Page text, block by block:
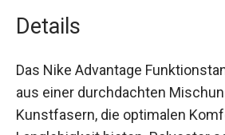
sportliche Aktivitäten.
Details
Das Nike Advantage